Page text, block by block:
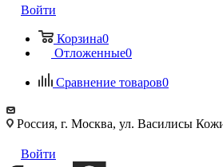
Войти
Корзина0
Отложенные0
Сравнение товаров0
Россия, г. Москва, ул. Василисы
Войти